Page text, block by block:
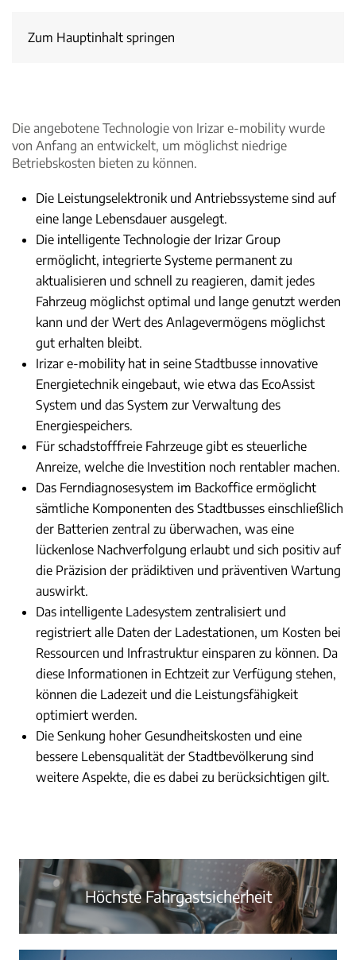
Zum Hauptinhalt springen
Die angebotene Technologie von Irizar e-mobility wurde
von Anfang an entwickelt, um möglichst niedrige
Betriebskosten bieten zu können.
Die Leistungselektronik und Antriebssysteme sind auf
eine lange Lebensdauer ausgelegt.
Die intelligente Technologie der Irizar Group
ermöglicht, integrierte Systeme permanent zu
aktualisieren und schnell zu reagieren, damit jedes
Fahrzeug möglichst optimal und lange genutzt werden
kann und der Wert des Anlagevermögens möglichst
gut erhalten bleibt.
Irizar e-mobility hat in seine Stadtbusse innovative
Energietechnik eingebaut, wie etwa das EcoAssist
System und das System zur Verwaltung des
Energiespeichers.
Für schadstofffreie Fahrzeuge gibt es steuerliche
Anreize, welche die Investition noch rentabler machen.
Das Ferndiagnosesystem im Backoffice ermöglicht
sämtliche Komponenten des Stadtbusses einschließlich
der Batterien zentral zu überwachen, was eine
lückenlose Nachverfolgung erlaubt und sich positiv auf
die Präzision der prädiktiven und präventiven Wartung
auswirkt.
Das intelligente Ladesystem zentralisiert und
registriert alle Daten der Ladestationen, um Kosten bei
Ressourcen und Infrastruktur einsparen zu können. Da
diese Informationen in Echtzeit zur Verfügung stehen,
können die Ladezeit und die Leistungsfähigkeit
optimiert werden.
Die Senkung hoher Gesundheitskosten und eine
bessere Lebensqualität der Stadtbevölkerung sind
weitere Aspekte, die es dabei zu berücksichtigen gilt.
Höchste Fahrgastsicherheit